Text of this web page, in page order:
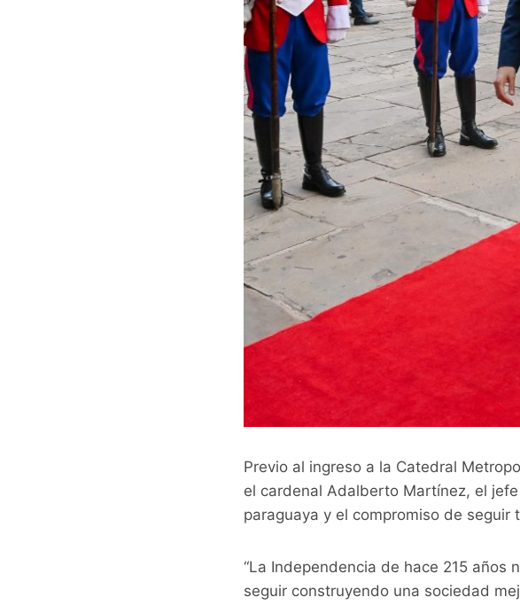
Previo al ingreso a la Catedral
el cardenal Adalberto Martínez, el
paraguaya y el compromiso de
“La Independencia de hace 215
seguir construyendo una sociedad